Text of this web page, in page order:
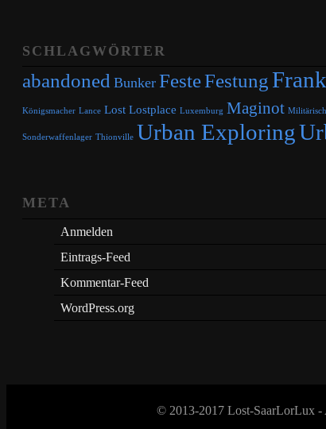
SCHLAGWÖRTER
abandoned Bunker FesteFestung
Königsmacher Lance Lost Lostplace Luxemburg Maginot
Sonderwaffenlager Thionville Urban Exploring
META
Anmelden
Eintrags-Feed
Kommentar-Feed
WordPress.org
© 2013-2017 Lost-SaarLorLux -